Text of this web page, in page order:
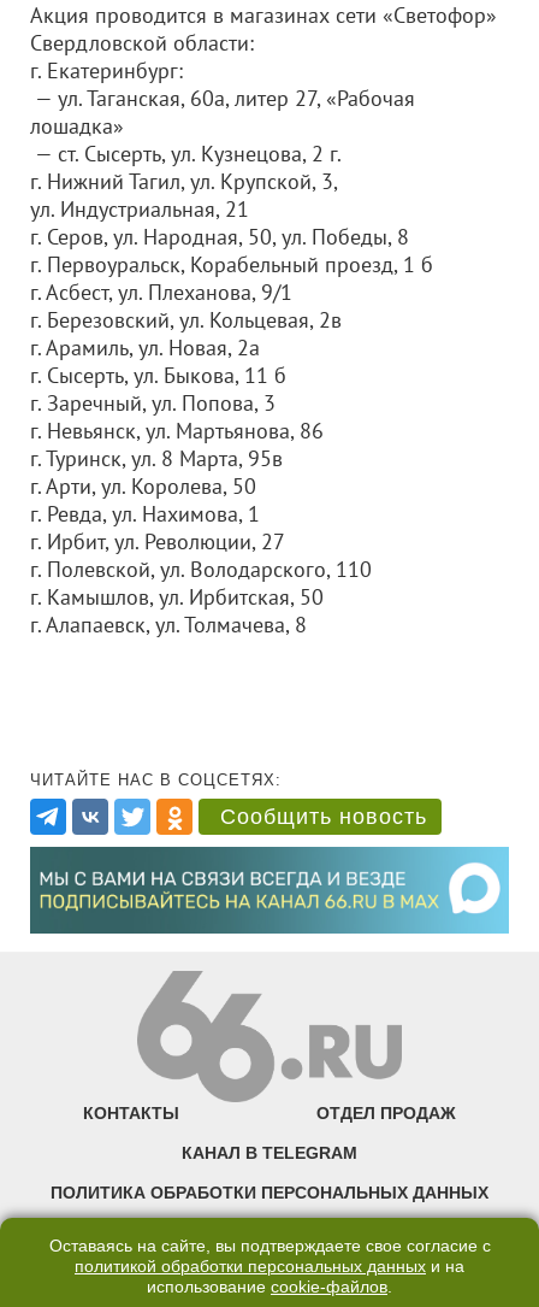
Акция проводится в магазинах сети «Светофор»
Свердловской области:
г. Екатеринбург:
— ул. Таганская, 60а, литер 27, «Рабочая
лошадка»
— ст. Сысерть, ул. Кузнецова, 2 г.
г. Нижний Тагил, ул. Крупской, 3,
ул. Индустриальная, 21
г. Серов, ул. Народная, 50, ул. Победы, 8
г. Первоуральск, Корабельный проезд, 1 б
г. Асбест, ул. Плеханова, 9/1
г. Березовский, ул. Кольцевая, 2в
г. Арамиль, ул. Новая, 2а
г. Сысерть, ул. Быкова, 11 б
г. Заречный, ул. Попова, 3
г. Невьянск, ул. Мартьянова, 86
г. Туринск, ул. 8 Марта, 95в
г. Арти, ул. Королева, 50
г. Ревда, ул. Нахимова, 1
г. Ирбит, ул. Революции, 27
г. Полевской, ул. Володарского, 110
г. Камышлов, ул. Ирбитская, 50
г. Алапаевск, ул. Толмачева, 8
ЧИТАЙТЕ НАС В СОЦСЕТЯХ:
Сообщить новость
КОНТАКТЫ ОТДЕЛ ПРОДАЖ
КАНАЛ В TELEGRAM
ПОЛИТИКА ОБРАБОТКИ ПЕРСОНАЛЬНЫХ ДАННЫХ
©2007—2025 66.RU. Воспроизведение, сообщение, доведение до всеобщего
Оставаясь на сайте, вы подтверждаете свое согласие с
политикой обработки персональных данных и на
использование cookie-файлов.